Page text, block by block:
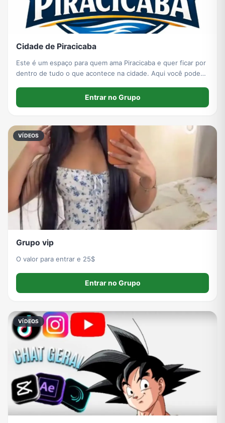
Cidade de Piracicaba
Este é um espaço para quem ama Piracicaba e quer ficar por
dentro de tudo o que acontece na cidade. Aqui você pode
vídeos de acontecimentos; - Eventos
Entrar no Grupo
VÍDEOS
Grupo vip
O valor para entrar e 25$
Entrar no Grupo
VÍDEOS